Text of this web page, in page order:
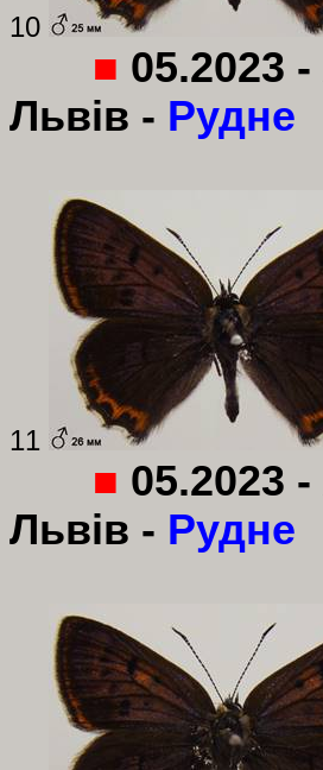
10
■ 05.2023
Львів - Рудне
11
■ 05.2023
Львів - Рудне